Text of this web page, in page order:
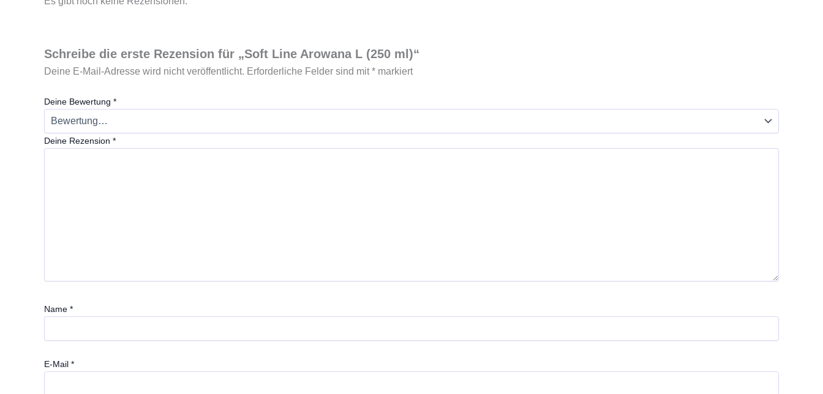
Schreibe die erste Rezension für „Soft Line Arowana L (250 ml)“
Deine E-Mail-Adresse wird nicht veröffentlicht. Erforderliche Felder sind mit* markiert
Deine Bewertung *
Deine Rezension *
Name *
E-Mail *